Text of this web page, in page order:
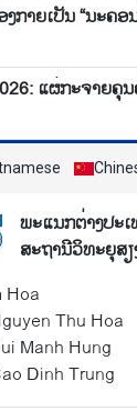
ງກາຍເປັນ “ນະ
ແຜ່ກະຈາຍຄຸ
ພະແນກຕ່າງປະ
ສະຖານີວິທະຍຸສ
Hoa
Thu Hoa
Manh Hung
Dinh Trung